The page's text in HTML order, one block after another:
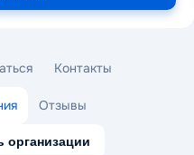
Контакты
Отзывы
организации